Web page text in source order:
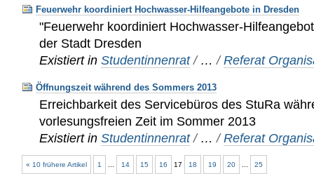
Feuerwehr koordiniert Hochwasser-Hilfeangebote in Dresden
"Feuerwehr koordiniert Hochwasser-
der Stadt Dresden
Existiert in Studentinnenrat / …/Referat
Öffnungszeit während des Sommers 2013
Erreichbarkeit des Servicebüros des StuRa
vorlesungsfreien Zeit im Sommer 2013
Existiert in Studentinnenrat / …/Referat
« 10 frühere Artikel 1 14 15 16 17 18 19 20 25